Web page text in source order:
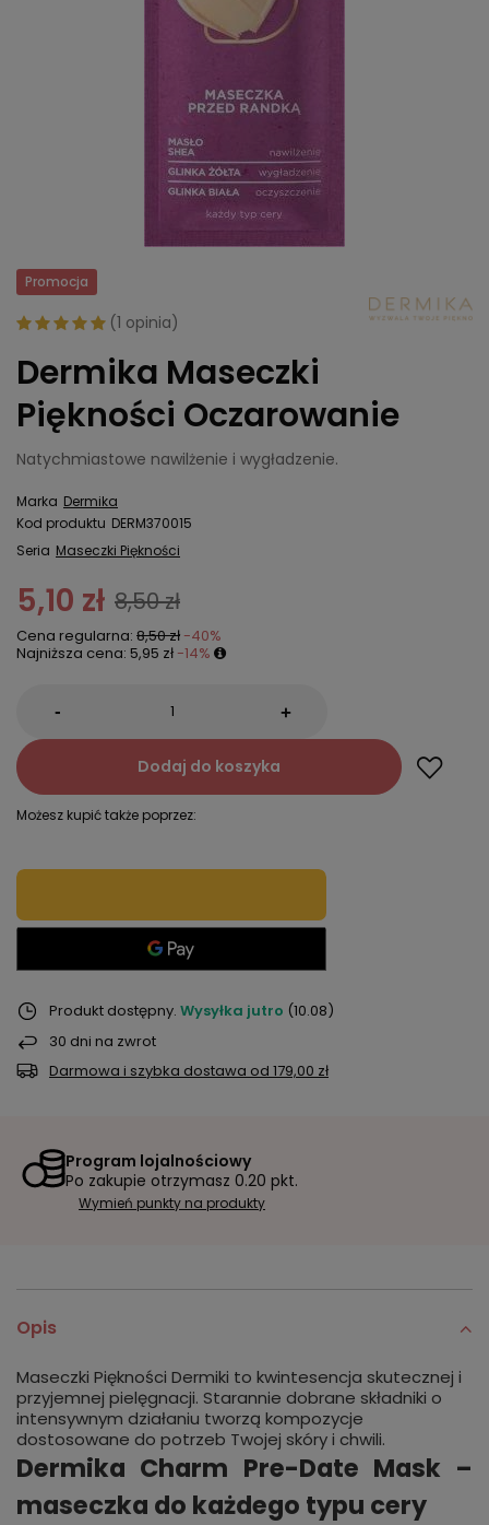
Promocja
(1 opinia)
Dermika Maseczki
Piękności Oczarowanie
Natychmiastowe nawilżenie i wygładzenie.
Marka Dermika
Kod produktu DERM370015
Seria Maseczki Piękności
5,10 zł 8,50 zł
Cena regularna: 8,50 zł -40%
Najniższa cena: 5,95 zł -14%
- +
Dodaj do koszyka
Możesz kupić także poprzez:
Produkt dostępny Wysyłka jutro (10.08)
30 dni na zwrot
Darmowa i szybka dostawa od 179,00 zł
Program lojalnościowy
Po zakupie otrzymasz 0.20 pkt.
Wymień punkty na produkty
Opis
Maseczki Piękności Dermiki to kwintesencja skutecznej i
przyjemnej pielęgnacji. Starannie dobrane składniki o
intensywnym działaniu tworzą kompozycje
dostosowane do potrzeb Twojej skóry i chwili.
Dermika Charm Pre-Date Mask –
maseczka do każdego typu cery